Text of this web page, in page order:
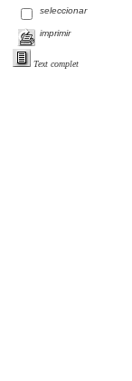
seleccionar
imprimir
Text complet